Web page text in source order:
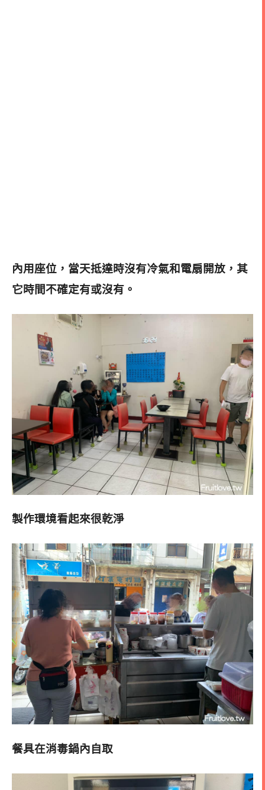
內用座位，當天抵達時沒有冷氣和電扇開放，其
它時間不確定有或沒有 。
製作環境看起來很乾淨
餐具在消毒鍋內自取